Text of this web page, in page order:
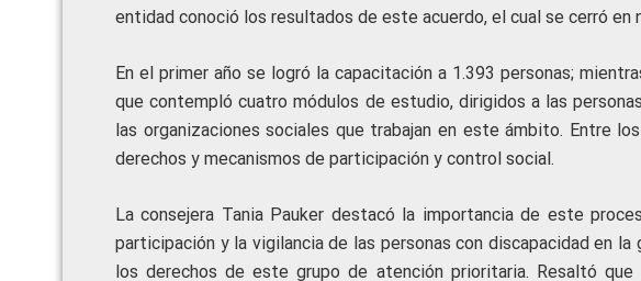
entidad conoció los resultados de este acuerdo, el cual se cerró en
En el primer año se logró la capacitación a 1.393 personas;
que contempló cuatro módulos de estudio, dirigidos a las
las organizaciones sociales que trabajan en este ámbito. Entre
derechos y mecanismos de participación y control social.
La consejera Tania Pauker destacó la importancia de este
participación y la vigilancia de las personas con discapacidad en
los derechos de este grupo de atención prioritaria. Resaltó